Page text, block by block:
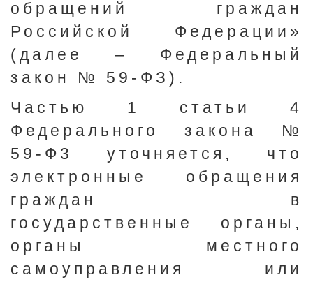
обращений граждан
Российской Федерации»
(далее – Федеральный
закон № 59-ФЗ).
Частью 1 статьи 4
Федерального закона №
59-Ф3 уточняется, что
электронные обращения
граждан в
государственные органы,
органы местного
самоуправления или